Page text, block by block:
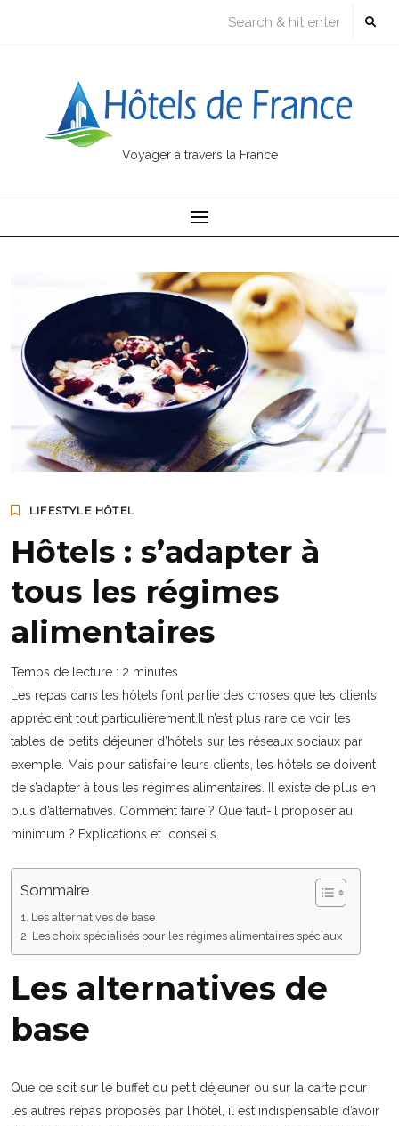
Voyager à travers la France
LIFESTYLE HÔTEL
Hôtels : s’adapter à
tous les régimes
alimentaires
Temps de lecture : 2 minutes
Les repas dans les hôtels font partie des choses que les clients
apprécient tout particulièrement.Il n’est plus rare de voir les
tables de petits déjeuner d’hôtels sur les réseaux sociaux par
exemple. Mais pour satisfaire leurs clients, les hôtels se doivent
de s’adapter à tous les régimes alimentaires. Il existe de plus en
plus d’alternatives. Comment faire ? Que faut-il proposer au
minimum ? Explications et conseils.
Sommaire
Les alternatives de base
Les choix spécialisés pour les régimes alimentaires spéciaux
Les alternatives de
base
Que ce soit sur le buffet du petit déjeuner ou sur la carte pour
les autres repas proposés par l’hôtel, il est indispensable d’avoir